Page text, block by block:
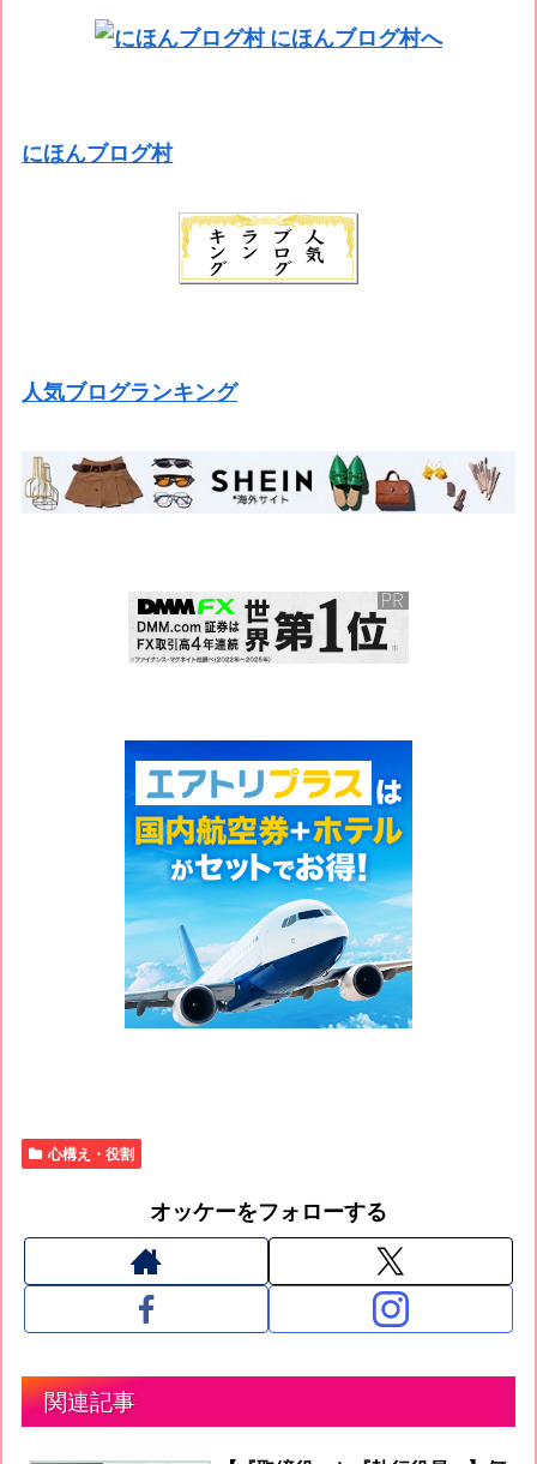
にほんブログ村
人気ブログランキング
心構え・役割
オッケーをフォローする
関連記事